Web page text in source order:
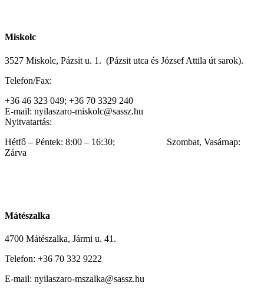
Miskolc
3527 Miskolc, Pázsit u. 1. (Pázsit utca és József Attila út sarok).
Telefon/Fax:
+36 46 323 049; +36 70 3329 240
E-mail: nyilaszaro-miskolc@sassz.hu
Nyitvatartás:
Hétfő – Péntek: 8:00 – 16:30; Szombat, Vasárnap:
Zárva
Mátészalka
4700 Mátészalka, Jármi u. 41.
Telefon: +36 70 332 9222
E-mail: nyilaszaro-mszalka@sassz.hu